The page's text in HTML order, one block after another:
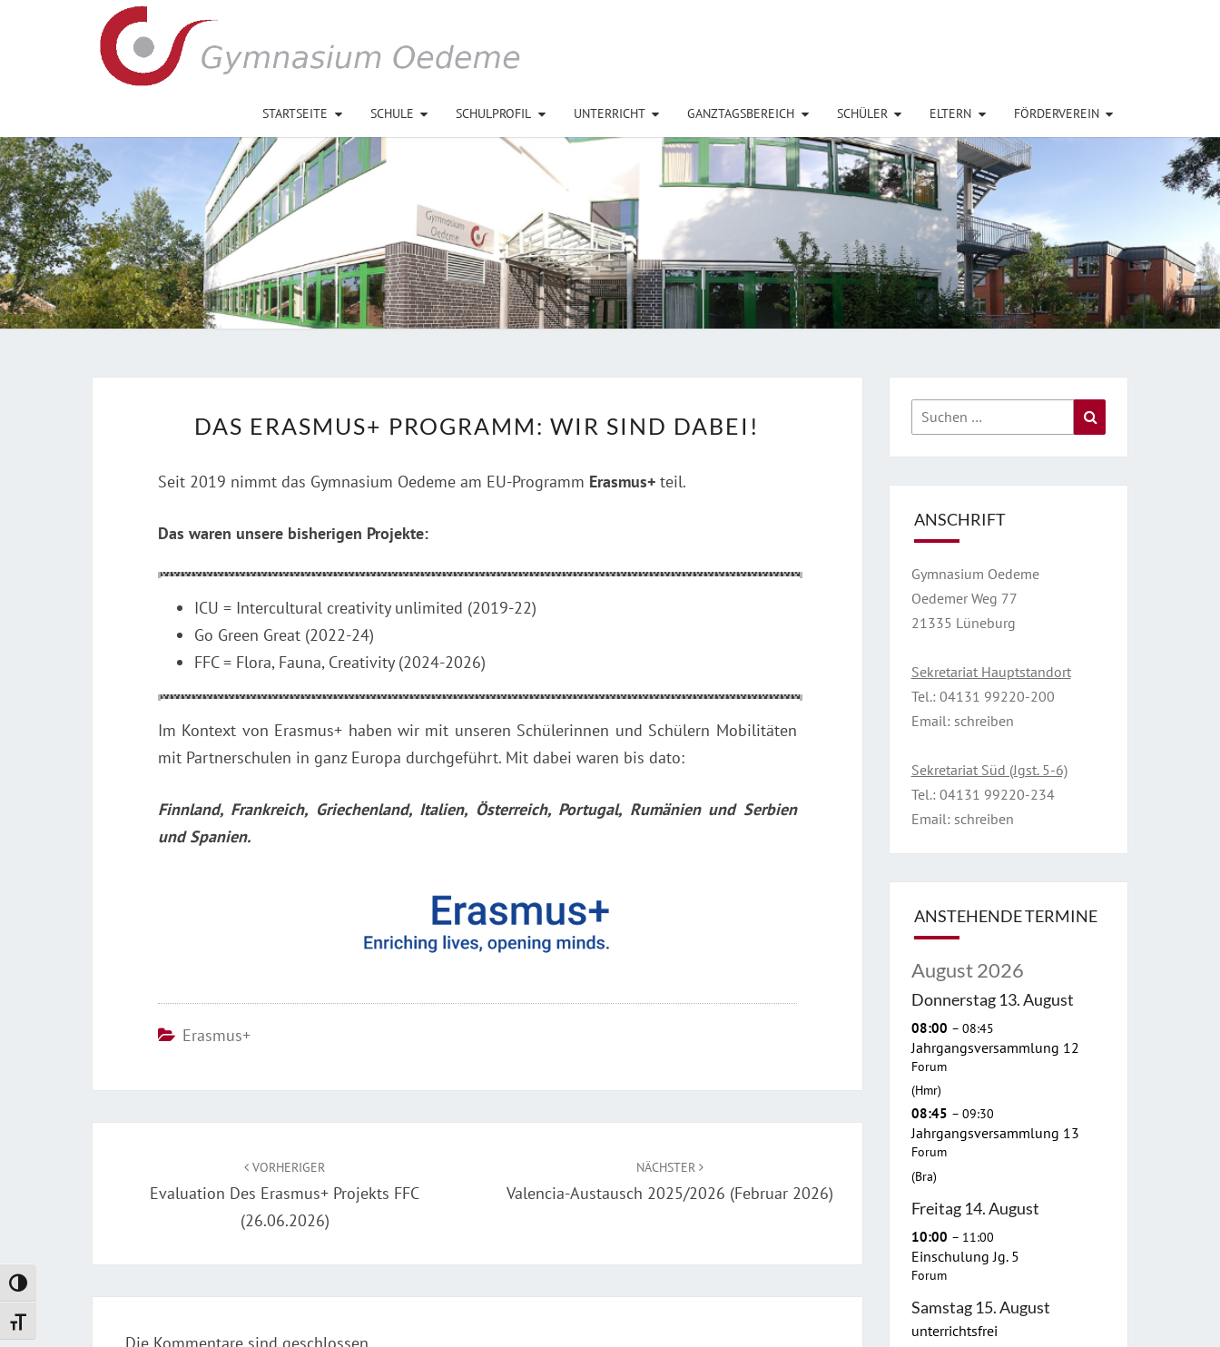
Umschalten auf hohe Kontraste
Schrift vergrößern
STARTSEITE SCHULE SCHULPROFIL UNTERRICHT GANZTAGSBEREICH SCHÜLER ELTERN FÖRDERVEREIN
GYMNASIUM
OEDEME,
LÜNEBURG
ERASMUS+
WIR
DAS ERASMUS+ PROGRAMM: WIR SIND DABEI!
Seit 2019 nimmt das Gymnasium Oedeme am EU-Programm Erasmus+ teil.
Das waren unsere bisherigen Projekte:
ICU = Intercultural creativity unlimited (2019-22)
Go Green Great (2022-24)
FFC = Flora, Fauna, Creativity (2024-2026)
Im Kontext von Erasmus+ haben wir mit unseren Schülerinnen und Schülern Mobilitäten
mit Partnerschulen in ganz Europa durchgeführt. Mit dabei waren bis dato:
Finnland, Frankreich, Griechenland, Italien, Österreich, Portugal, Rumänien und Serbien
und Spanien.
Erasmus+
VORHERIGER
Evaluation Des Erasmus+ Projekts FFC
(26.06.2026)
NÄCHSTER
Valencia-Austausch 2025/2026 (Februar 2026)
Suchen
nach:
ANSCHRIFT
Gymnasium Oedeme
Oedemer Weg 77
21335 Lüneburg
Sekretariat Hauptstandort
Tel.: 04131 99220-200
Email: schreiben
Sekretariat Süd (Jgst. 5-6)
Tel.: 04131 99220-234
Email: schreiben
ANSTEHENDE TERMINE
August 2026
Donnerstag 13.August
08:00 – 08:45
Jahrgangsversammlung 12
Forum
(Hmr)
08:45 – 09:30
Jahrgangsversammlung 13
Forum
(Bra)
Freitag 14.August
10:00 – 11:00
Einschulung Jg. 5
Forum
Samstag 15.August
unterrichtsfrei